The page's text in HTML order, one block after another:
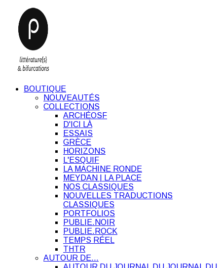
BOUTIQUE
NOUVEAUTÉS
COLLECTIONS
ARCHÉOSF
D'ICI LÀ
ESSAIS
GRÈCE
HORIZONS
L'ESQUIF
LA MACHINE RONDE
MEYDAN | LA PLACE
NOS CLASSIQUES
NOUVELLES TRADUCTIONS
CLASSIQUES
PORTFOLIOS
PUBLIE.NOIR
PUBLIE.ROCK
TEMPS RÉEL
THTR
AUTOUR DE…